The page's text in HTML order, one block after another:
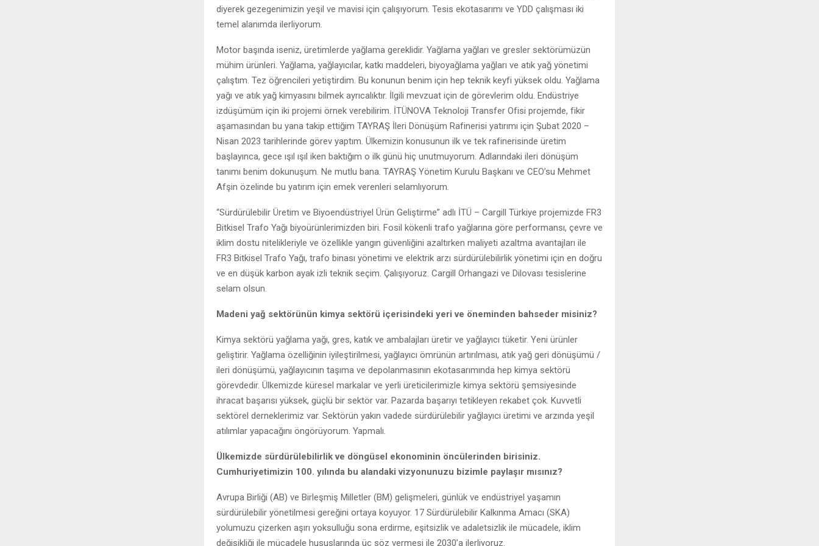
diyerek gezegenimizin yeşil ve mavisi için çalışıyorum. Tesis ekotasarımı ve YDD çalışması iki
temel alanımda ilerliyorum.
Motor başında iseniz, üretimlerde yağlama gereklidir. Yağlama yağları ve gresler sektörümüzün
mühim ürünleri. Yağlama, yağlayıcılar, katkı maddeleri, biyoyağlama yağları ve atık yağ yönetimi
çalıştım. Tez öğrencileri yetiştirdim. Bu konunun benim için hep teknik keyfi yüksek oldu. Yağlama
yağı ve atık yağ kimyasını bilmek ayrıcalıktır. İlgili mevzuat için de görevlerim oldu. Endüstriye
izdüşümüm için iki projemi örnek verebilirim. İTÜNOVA Teknoloji Transfer Ofisi projemde, fikir
aşamasından bu yana takip ettiğim TAYRAŞ İleri Dönüşüm Rafinerisi yatırımı için Şubat 2020 –
Nisan 2023 tarihlerinde görev yaptım. Ülkemizin konusunun ilk ve tek rafinerisinde üretim
başlayınca, gece ışıl ışıl iken baktığım o ilk günü hiç unutmuyorum. Adlarındaki ileri dönüşüm
tanımı benim dokunuşum. Ne mutlu bana. TAYRAŞ Yönetim Kurulu Başkanı ve CEO’su Mehmet
Afşin özelinde bu yatırım için emek verenleri selamlıyorum.
“Sürdürülebilir Üretim ve Biyoendüstriyel Ürün Geliştirme” adlı İTÜ – Cargill Türkiye projemizde FR3
Bitkisel Trafo Yağı biyoürünlerimizden biri. Fosil kökenli trafo yağlarına göre performansı, çevre ve
iklim dostu nitelikleriyle ve özellikle yangın güvenliğini azaltırken maliyeti azaltma avantajları ile
FR3 Bitkisel Trafo Yağı, trafo binası yönetimi ve elektrik arzı sürdürülebilirlik yönetimi için en doğru
ve en düşük karbon ayak izli teknik seçim. Çalışıyoruz. Cargill Orhangazi ve Dilovası tesislerine
selam olsun.
Madeni yağ sektörünün kimya sektörü içerisindeki yeri ve öneminden bahseder misiniz?
Kimya sektörü yağlama yağı, gres, katık ve ambalajları üretir ve yağlayıcı tüketir. Yeni ürünler
geliştirir. Yağlama özelliğinin iyileştirilmesi, yağlayıcı ömrünün artırılması, atık yağ geri dönüşümü /
ileri dönüşümü, yağlayıcının taşıma ve depolanmasının ekotasarımında hep kimya sektörü
görevdedir. Ülkemizde küresel markalar ve yerli üreticilerimizle kimya sektörü şemsiyesinde
ihracat başarısı yüksek, güçlü bir sektör var. Pazarda başarıyı tetikleyen rekabet çok. Kuvvetli
sektörel derneklerimiz var. Sektörün yakın vadede sürdürülebilir yağlayıcı üretimi ve arzında yeşil
atılımlar yapacağını öngörüyorum. Yapmalı.
Ülkemizde sürdürülebilirlik ve döngüsel ekonominin öncülerinden birisiniz.
Cumhuriyetimizin 100. yılında bu alandaki vizyonunuzu bizimle paylaşır mısınız?
Avrupa Birliği (AB) ve Birleşmiş Milletler (BM) gelişmeleri, günlük ve endüstriyel yaşamın
sürdürülebilir yönetilmesi gereğini ortaya koyuyor. 17 Sürdürülebilir Kalkınma Amacı (SKA)
yolumuzu çizerken aşırı yoksulluğu sona erdirme, eşitsizlik ve adaletsizlik ile mücadele, iklim
değişikliği ile mücadele hususlarında üç söz vermesi ile 2030’a ilerliyoruz.